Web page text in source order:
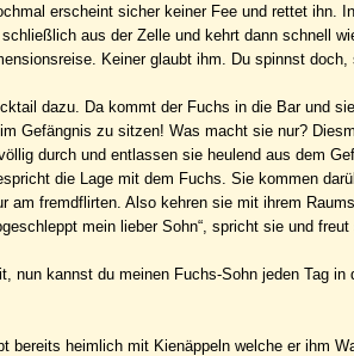
erscheint sicher keiner Fee und rettet ihn.
aus der Zelle und kehrt dann schnell
Keiner glaubt ihm. Du spinnst
dazu. Da kommt der Fuchs in die Bar und
Gefängnis zu sitzen! Was macht sie nur?
durch und entlassen sie heulend aus dem
die Lage mit dem Fuchs. Sie kommen
fremdflirten. Also kehren sie mit ihrem
mein lieber Sohn“, spricht sie und
nun kannst du meinen Fuchs-Sohn jeden Tag
heimlich mit Kienäppeln welche er ihm